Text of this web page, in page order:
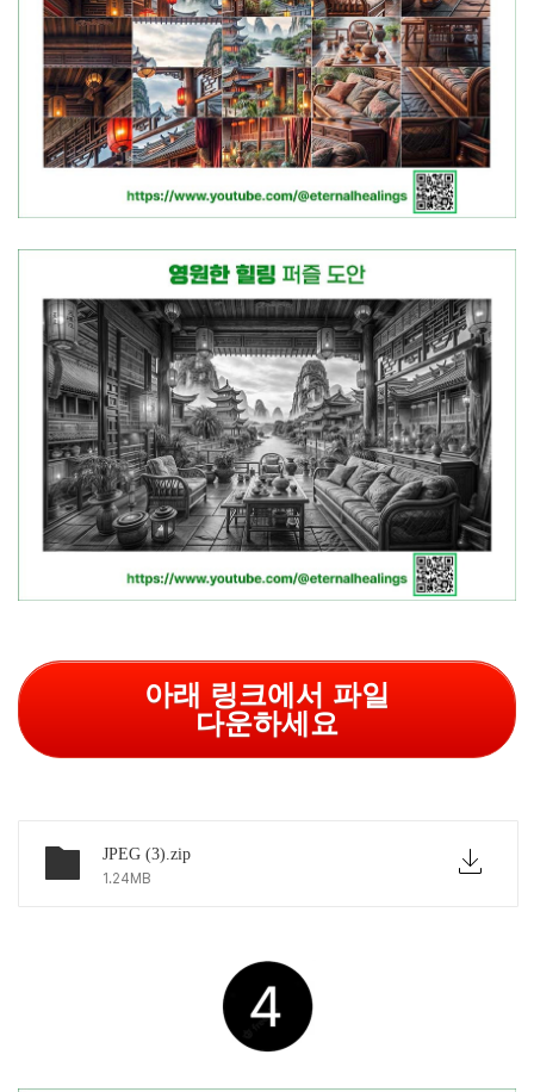
아래 링크에서 파일
다운하세요
JPEG (3).zip
1.24MB